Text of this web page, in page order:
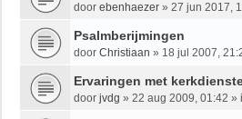
door ebenhaezer » 27 jun 2017,
Psalmberijmingen
door Christiaan » 18 jul 2007,
Ervaringen met
door jvdg » 22 aug 2009, 01:42 »